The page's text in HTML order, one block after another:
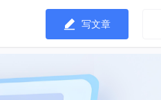
写文章